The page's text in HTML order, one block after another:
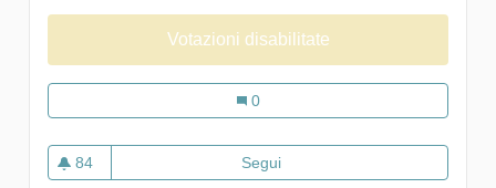
Votazioni disabilitate
Ieri come oggi... ancora tra noi...
0
84
84 sostenitori
Segui